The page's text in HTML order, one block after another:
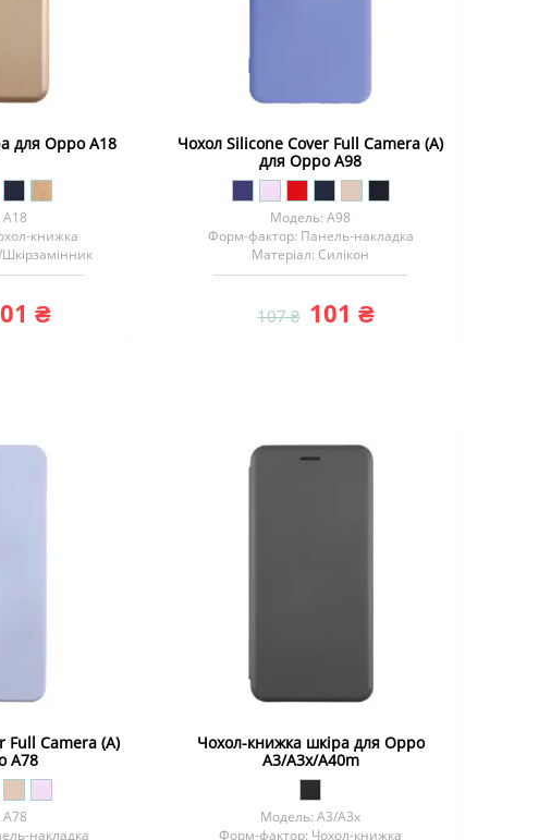
для Oppo A18
книжка
₴
Чохол Silicone Cover Full Camera (A)
для Oppo A98
Модель: A98
Форм-фактор: Панель-накладка
Матеріал: Силiкон
107 ₴ 101 ₴
Full Camera (A)
A78
накладка
Чохол-книжка шкіра для Oppo
A3/A3x/A40m
Модель: A3/A3x
Форм-фактор: Чохол-книжка